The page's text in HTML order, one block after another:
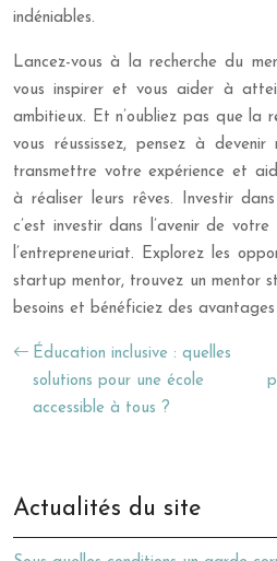
indéniables.
Lancez-vous à la recherche du
vous inspirer et vous aider à
ambitieux. Et n’oubliez pas que la
vous réussissez, pensez à
transmettre votre expérience et
à réaliser leurs rêves. Investir
c’est investir dans l’avenir de
l’entrepreneuriat. Explorez les
startup mentor, trouvez un mentor
besoins et bénéficiez des
Éducation inclusive : quelles
solutions pour une école
accessible à tous ?
Actualités du site